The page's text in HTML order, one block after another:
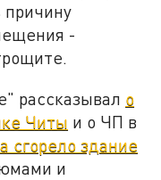
причину
-
рассказывал о
Читы и о ЧП в
сгорело здание
и